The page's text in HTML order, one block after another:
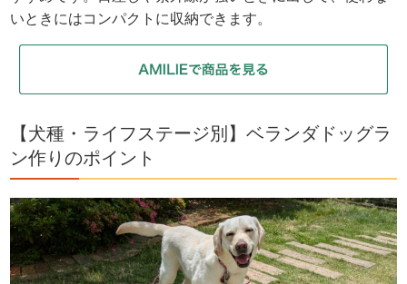
いときにはコンパクトに収納できます。
【犬種・ライフステージ別】ベランダドッグラ
ン作りのポイント